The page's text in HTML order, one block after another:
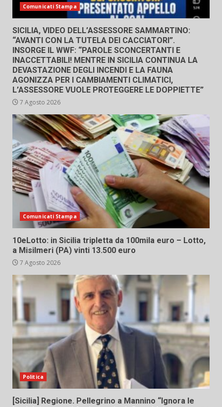
Comunicati Stampa
SICILIA, VIDEO DELL’ASSESSORE SAMMARTINO:
“AVANTI CON LA TUTELA DEI CACCIATORI”.
INSORGE IL WWF: “PAROLE SCONCERTANTI E
INACCETTABILI! MENTRE IN SICILIA CONTINUA LA
DEVASTAZIONE DEGLI INCENDI E LA FAUNA
AGONIZZA PER I CAMBIAMENTI CLIMATICI,
L’ASSESSORE VUOLE PROTEGGERE LE DOPPIETTE”
7 Agosto 2026
Comunicati Stampa
10eLotto: in Sicilia tripletta da 100mila euro – Lotto,
a Misilmeri (PA) vinti 13.500 euro
7 Agosto 2026
Politica
[Sicilia] Regione. Pellegrino a Mannino “Ignora le